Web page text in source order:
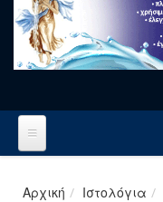
Αρχική Ιστολόγια